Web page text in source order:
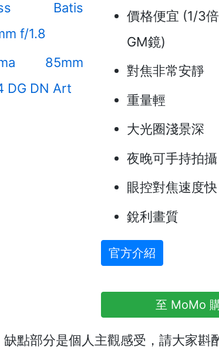
Batis
f/1.8
85mm
DG DN Art
價格便宜 (1/3
GM鏡)
對焦非常安靜
重量輕
大光圈淺景深
夜晚可手持拍攝
眼控對焦速度快
銳利畫質
官方介紹
至 MoMo
缺點部分是個人主觀感受，請大家斟